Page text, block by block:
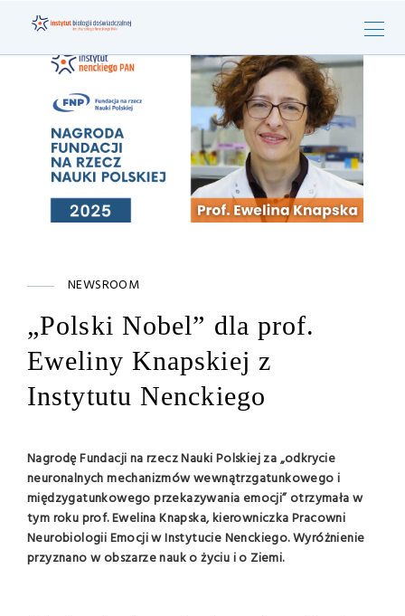
NEWSROOM
„Polski Nobel” dla prof.
Eweliny Knapskiej z
Instytutu Nenckiego
Nagrodę Fundacji na rzecz Nauki Polskiej za „odkrycie
neuronalnych mechanizmów wewnątrzgatunkowego i
międzygatunkowego przekazywania emocji” otrzymała w
tym roku prof. Ewelina Knapska, kierowniczka Pracowni
Neurobiologii Emocji w Instytucie Nenckiego. Wyróżnienie
przyznano w obszarze nauk o życiu i o Ziemi.